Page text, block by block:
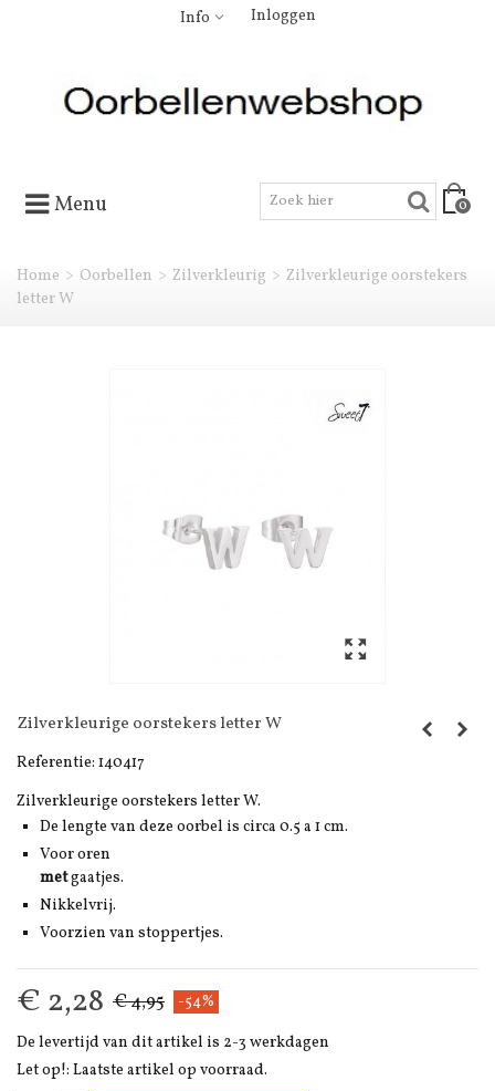
Info Inloggen
Menu 0
Home > Oorbellen > Zilverkleurig > Zilverkleurige oorstekers
letter W
Zilverkleurige oorstekers letter W
Referentie: 140417
Zilverkleurige oorstekers letter W.
De lengte van deze oorbel is circa 0.5 a 1 cm.
Voor oren
metgaatjes.
Nikkelvrij.
Voorzien van stoppertjes.
€ 2,28 € 4,95
-54%
De levertijd van dit artikel is 2-3 werkdagen
Let op!: Laatste artikel op voorraad.